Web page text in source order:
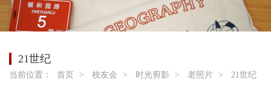
21世纪
当前位置： 首页 > 校友会 > 时光剪影 > 老照片 > 21世纪